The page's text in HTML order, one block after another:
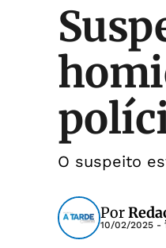
O suspeito
Por
10/02/2025 -